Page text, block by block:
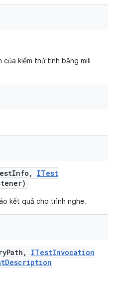
của kiểm thử tính bằng mili
Info ,
ITest
kết quả cho trình nghe.
Path , ITestInvocation
Description